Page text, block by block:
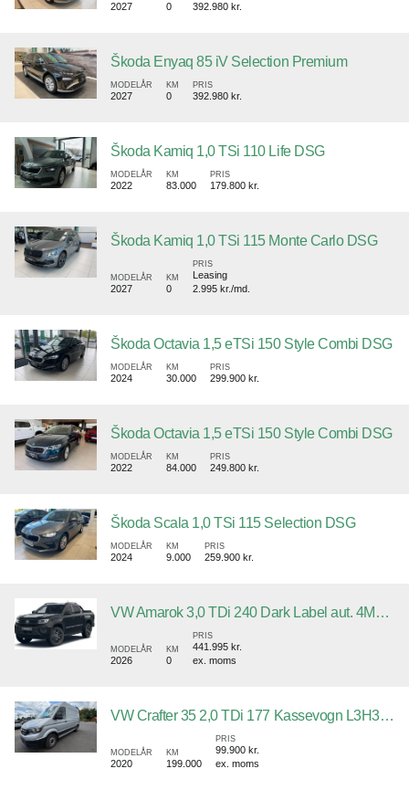
2027 0 392.980 kr.
Škoda Enyaq 85 iV Selection Premium
MODELÅR
2027
KM
0
PRIS
392.980 kr.
Škoda Kamiq 1,0 TSi 110 Life DSG
MODELÅR
2022
KM
83.000
PRIS
179.800 kr.
Škoda Kamiq 1,0 TSi 115 Monte Carlo DSG
MODELÅR
2027
KM
0
PRIS
Leasing
2.995 kr./md.
Škoda Octavia 1,5 eTSi 150 Style Combi DSG
MODELÅR
2024
KM
30.000
PRIS
299.900 kr.
Škoda Octavia 1,5 eTSi 150 Style Combi DSG
MODELÅR
2022
KM
84.000
PRIS
249.800 kr.
Škoda Scala 1,0 TSi 115 Selection DSG
MODELÅR
2024
KM
9.000
PRIS
259.900 kr.
VW Amarok 3,0 TDi 240 Dark Label aut. 4Motion
MODELÅR
2026
KM
0
PRIS
441.995 kr.
ex. moms
VW Crafter 35 2,0 TDi 177 Kassevogn L3H3 aut.
MODELÅR
2020
KM
199.000
PRIS
99.900 kr.
ex. moms